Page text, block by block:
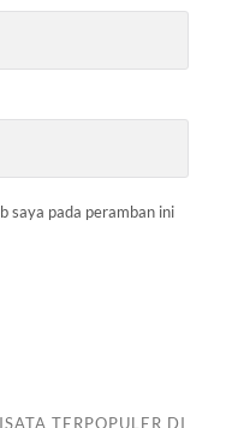
saya pada peramban ini
TERPOPULER DI